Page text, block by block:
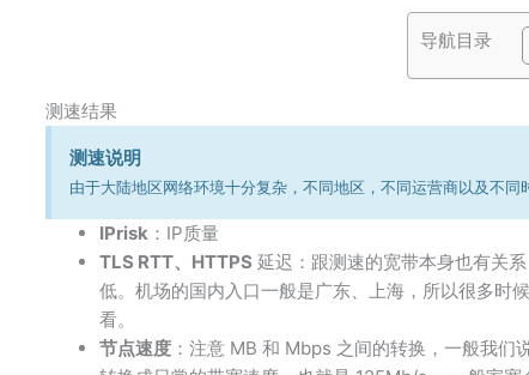
导航目录
测速结果
测速说明
由于大陆地区网络环境十分复杂，不同地区，不同运营商以及不同
IPrisk ：IP质量
TLS RTT、HTTPS 延迟：跟测速的宽带本身也有关
低。机场的国内入口一般是广东、上海，所以很多时
看。
节点速度 ：注意 MB 和 Mbps 之间的转换，一般我们